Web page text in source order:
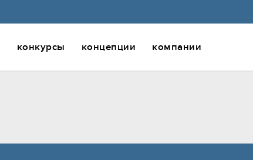
конкурсы концепции компании